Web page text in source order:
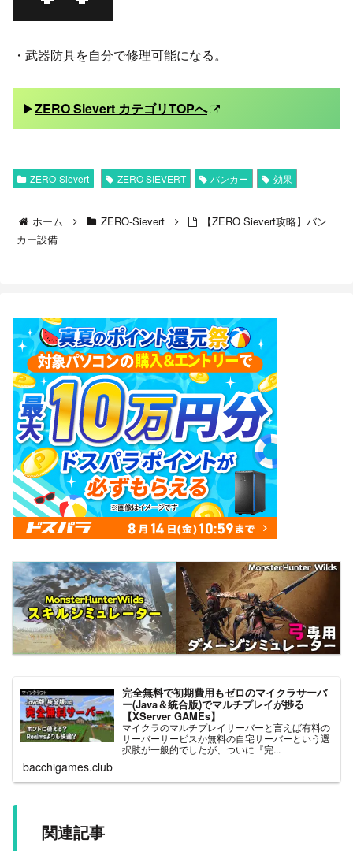
・武器防具を自分で修理可能になる。
▶ZERO Sievert カテゴリTOPへ
ZERO-Sievert ZERO SIEVERT バンカー 効果
ホーム ZERO-Sievert
【ZERO Sievert攻略】バン
カー設備
完全無料で初期費用もゼロのマイクラサーバ
ー(Java＆統合版)でマルチプレイが捗る
【XServer GAMEs】
マイクラのマルチプレイサーバーと言えば有料の
サーバーサービスか無料の自宅サーバーという選
択肢が一般的でしたが、ついに『完...
bacchigames.club
関連記事